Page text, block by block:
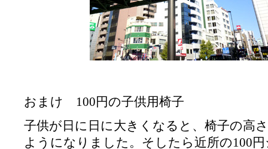
おまけ 100円の子供用椅子
子供が日に日に大きくなると、椅子の高
ようになりました。そしたら近所の100